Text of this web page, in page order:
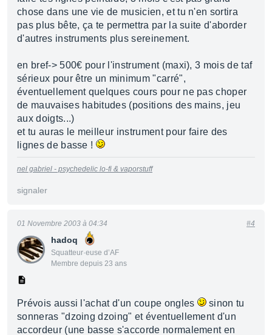
chose dans une vie de musicien, et tu n'en sortira
pas plus bête, ça te permettra par la suite d'aborder
d'autres instruments plus sereinement.
en bref-> 500€ pour l'instrument (maxi), 3 mois de taf
sérieux pour être un minimum "carré",
éventuellement quelques cours pour ne pas choper
de mauvaises habitudes (positions des mains, jeu
aux doigts...)
et tu auras le meilleur instrument pour faire des
lignes de basse !
nel gabriel - psychedelic lo-fi & vaporstuff
signaler
hadoq
Squatteur·euse d’AF
Membre depuis 23 ans
01 Novembre 2003 à 04:34 #4
Prévois aussi l'achat d'un coupe ongles
sinon tu
sonneras "dzoing dzoing" et éventuellement d'un
accordeur (une basse s'accorde normalement en